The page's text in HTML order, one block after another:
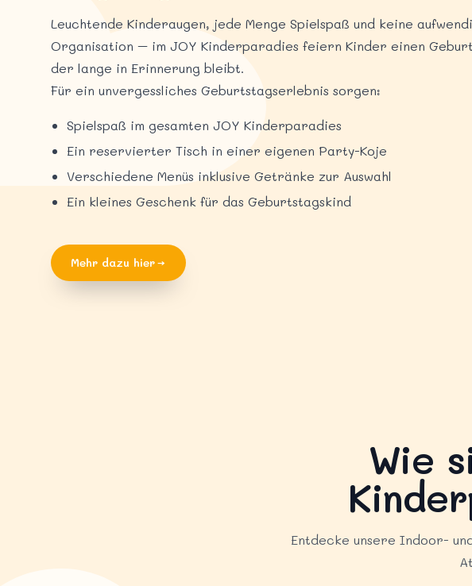
Leuchtende Kinderaugen, jede Menge Spielspaß und keine
Organisation – im JOY Kinderparadies feiern Kinder einen
der lange in Erinnerung bleibt.
Für ein unvergessliches Geburtstagserlebnis sorgen:
Spielspaß im gesamten JOY Kinderparadies
Ein reservierter Tisch in einer eigenen Party-Koje
Verschiedene Menüs inklusive Getränke zur Auswahl
Ein kleines Geschenk für das Geburtstagskind
Mehr dazu hier
Wie
Entdecke unsere Indoor-